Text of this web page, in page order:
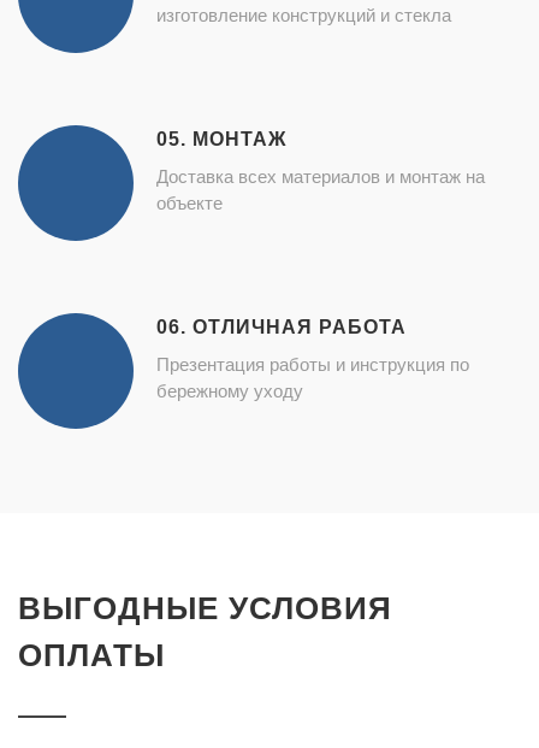
изготовление конструкций и стекла
05. МОНТАЖ
Доставка всех материалов и монтаж на
объекте
06. ОТЛИЧНАЯ РАБОТА
Презентация работы и инструкция по
бережному уходу
ВЫГОДНЫЕ УСЛОВИЯ
ОПЛАТЫ